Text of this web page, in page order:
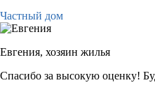
Частный дом
Евгения, хозяин жилья
Спасибо за высокую оценку!